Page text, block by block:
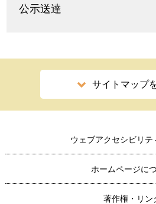
公示送達
サイトマップ
ウェブアクセシビリテ
ホームページに
著作権・リン